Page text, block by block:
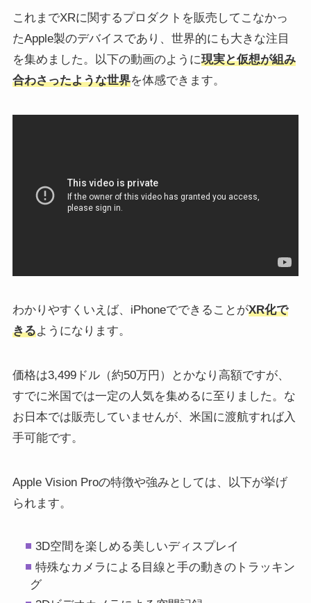
これまでXRに関するプロダクトを販売してこなかっ
たApple製のデバイスであり、世界的にも大きな注目
を集めました。以下の動画のように現実と仮想が組み
合わさったような世界を体感できます。
わかりやすくいえば、iPhoneでできることがXR化で
きるようになります。
価格は3,499ドル（約50万円）とかなり高額ですが、
すでに米国では一定の人気を集めるに至りました。な
お日本では販売していませんが、米国に渡航すれば入
手可能です。
Apple Vision Proの特徴や強みとしては、以下が挙げ
られます。
3D空間を楽しめる美しいディスプレイ
特殊なカメラによる目線と手の動きのトラッキン
グ